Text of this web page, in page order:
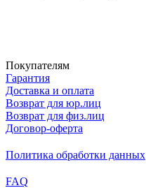
Покупателям
Гарантия
Доставка и оплата
Возврат для юр.лиц
Возврат для физ.лиц
Договор-оферта
Политика обработки данных
FAQ